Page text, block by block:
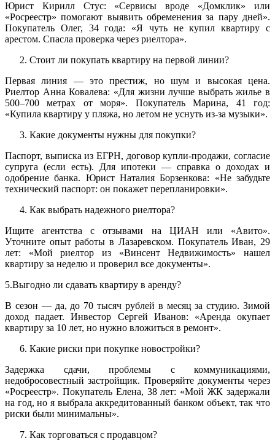
Юрист Кирилл Стус: «Сервисы вроде «Домклик» или
«Росреестр» помогают выявить обременения за пару дней».
Покупатель Олег, 34 года: «Я чуть не купил квартиру с
арестом. Спасла проверка через риелтора».
Стоит ли покупать квартиру на первой линии?
Первая линия — это престиж, но шум и высокая цена.
Риелтор Анна Ковалева: «Для жизни лучше выбрать жилье в
500–700 метрах от моря». Покупатель Марина, 41 год:
«Купила квартиру у пляжа, но летом не уснуть из-за музыки».
Какие документы нужны для покупки?
Паспорт, выписка из ЕГРН, договор купли-продажи, согласие
супруга (если есть). Для ипотеки — справка о доходах и
одобрение банка. Юрист Наталия Борзенкова: «Не забудьте
технический паспорт: он покажет перепланировки».
Как выбрать надежного риелтора?
Ищите агентства с отзывами на ЦИАН или «Авито».
Уточните опыт работы в Лазаревском. Покупатель Иван, 29
лет: «Мой риелтор из «Винсент Недвижимость» нашел
квартиру за неделю и проверил все документы».
5.Выгодно ли сдавать квартиру в аренду?
В сезон — да, до 70 тысяч рублей в месяц за студию. Зимой
доход падает. Инвестор Сергей Иванов: «Аренда окупает
квартиру за 10 лет, но нужно вложиться в ремонт».
Какие риски при покупке новостройки?
Задержка сдачи, проблемы с коммуникациями,
недобросовестный застройщик. Проверяйте документы через
«Росреестр». Покупатель Елена, 38 лет: «Мой ЖК задержали
на год, но я выбрала аккредитованный банком объект, так что
риски были минимальны».
Как торговаться с продавцом?